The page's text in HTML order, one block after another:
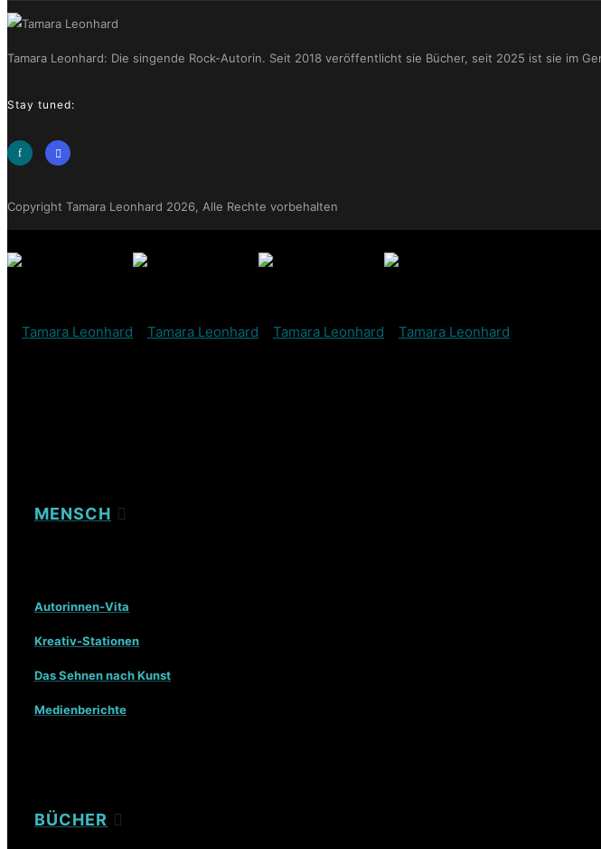
Tamara Leonhard: Die singende Rock-Autorin. Seit 2018 veröffentlicht sie Bücher, seit 2025 ist sie im
Stay tuned:
Copyright Tamara Leonhard 2026, Alle Rechte vorbehalten
MENSCH
Autorinnen-Vita
Kreativ-Stationen
Das Sehnen nach Kunst
Medienberichte
BÜCHER